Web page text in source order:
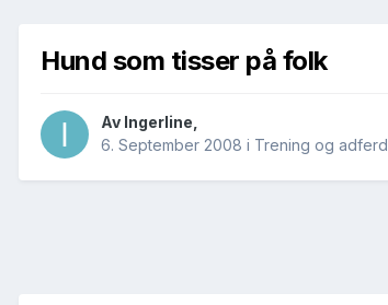
Hund som tisser på folk
Av Ingerline
6. September 2008 i Trening og adferd